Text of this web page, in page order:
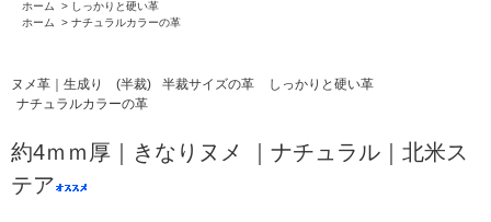
ホーム
> しっかりと硬い革
ホーム
> ナチュラルカラーの革
ヌメ革｜生成り (半裁) 半裁サイズの革
しっかりと硬い革
ナチュラルカラーの革
約4ｍｍ厚｜きなりヌメ ｜ナチュラル｜北米ス
テア